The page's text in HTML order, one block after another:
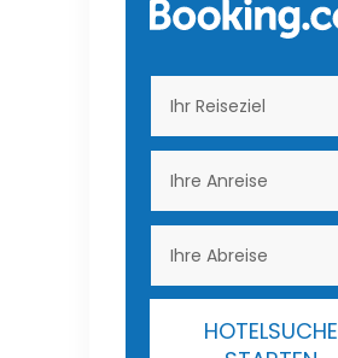
HOTELSUCHE